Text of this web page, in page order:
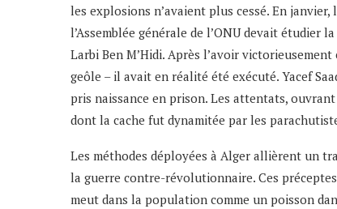
les explosions n’avaient plus cessé. En
l’Assemblée générale de l’ONU devait étudier
Larbi Ben M’Hidi. Après l’avoir
geôle – il avait en réalité été exécuté. Yacef
pris naissance en prison. Les attentats,
dont la cache fut dynamitée par les
Les méthodes déployées à Alger allièrent un
la guerre contre-révolutionnaire. Ces
meut dans la population comme un poisson